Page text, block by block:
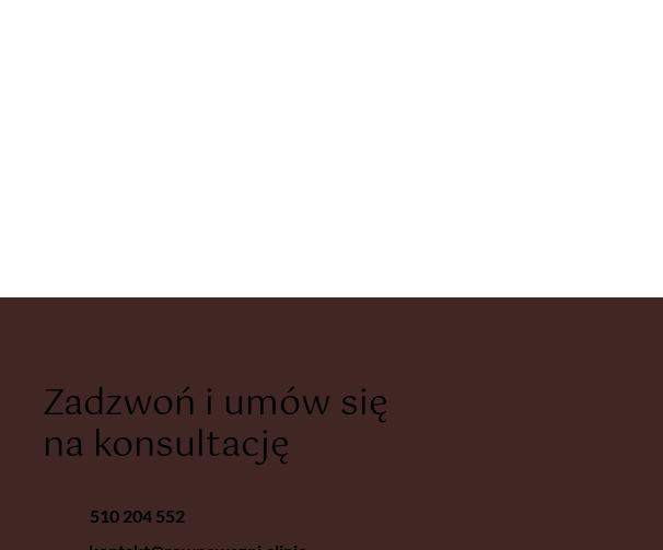
Zadzwoń i umów się
na konsultację
510 204 552